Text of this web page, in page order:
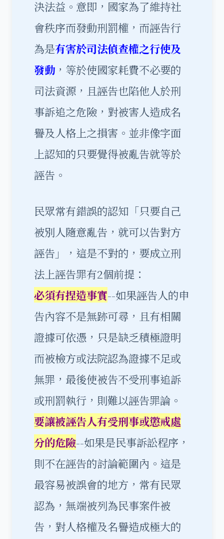
決法益。意即，國家為了維持社
會秩序而發動刑罰權，而誣告行
為是有害於司法偵查權之行使及
發動 ，等於使國家耗費不必要的
司法資源，且誣告也陷他人於刑
事訴追之危險，對被害人造成名
譽及人格上之損害。並非像字面
上認知的只要覺得被亂告就等於
誣告。
民眾常有錯誤的認知「只要自己
被別人隨意亂告，就可以告對方
誣告」，這是不對的，要成立刑
法上誣告罪有2個前提：
必須有捏造事實--如果誣告人的申
告內容不是無跡可尋，且有相關
證據可依憑，只是缺乏積極證明
而被檢方或法院認為證據不足或
無罪，最後使被告不受刑事追訴
或刑罰執行，則難以誣告罪論。
要讓被誣告人有受刑事或懲戒處
分的危險--如果是民事訴訟程序，
則不在誣告的討論範圍內。這是
最容易被誤會的地方，常有民眾
認為，無端被列為民事案件被
告，對人格權及名譽造成極大的